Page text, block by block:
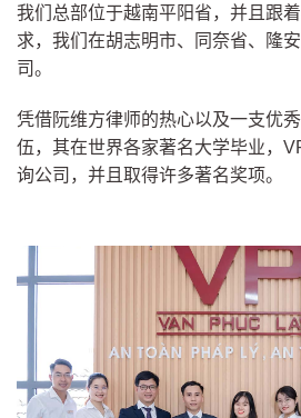
我们总部位于越南平阳省，并且跟
求，我们在胡志明市、同奈省、隆
司。
凭借阮维方律师的热心以及一支优
伍，其在世界各家著名大学毕业，
询公司，并且取得许多著名奖项。